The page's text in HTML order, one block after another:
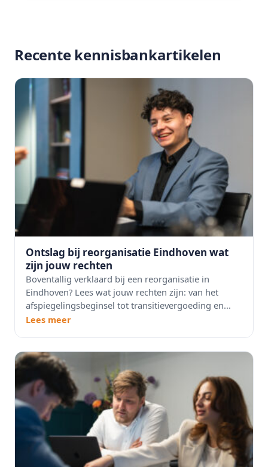
Recente kennisbankartikelen
Ontslag bij reorganisatie Eindhoven wat
zijn jouw rechten
Boventallig verklaard bij een reorganisatie in
Eindhoven? Lees wat jouw rechten zijn: van het
afspiegelingsbeginsel tot transitievergoeding en...
Lees meer